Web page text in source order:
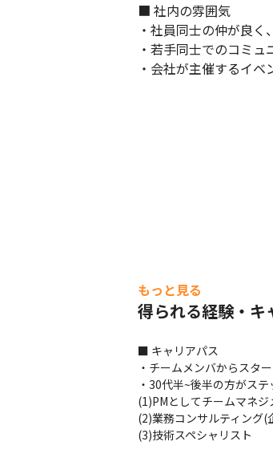
■ 社内の雰囲気
・社員同士の仲が良
・若手同士でのコミ
・会社が主催するイ
もっと見る
得られる経験・キ
■ キャリアパス
・チームメンバからスタ
・30代半~後半の方がス
(1)PMとしてチームマネジ
(2)業務コンサルティング
(3)技術スペシャリスト